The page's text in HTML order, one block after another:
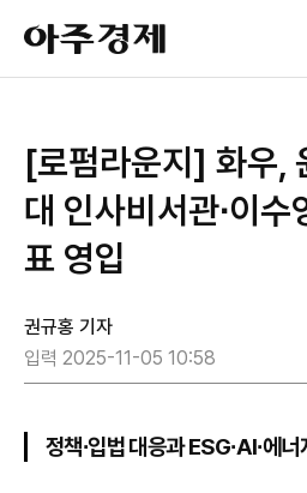
아
주
경
[로펌라운지] 화우,
대 인사비서관∙이
표 영입
권규홍 기자
입력 2025-11-05 10:58
정책∙입법 대응과 ESG∙AI∙에